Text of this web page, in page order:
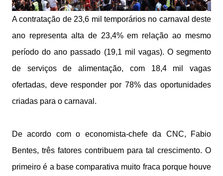
A contratação de 23,6 mil temporários no carnaval deste
ano representa alta de 23,4% em relação ao mesmo
período do ano passado (19,1 mil vagas). O segmento
de serviços de alimentação, com 18,4 mil vagas
ofertadas, deve responder por 78% das oportunidades
criadas para o carnaval.
De acordo com o economista-chefe da CNC, Fabio
Bentes, três fatores contribuem para tal crescimento. O
primeiro é a base comparativa muito fraca porque houve